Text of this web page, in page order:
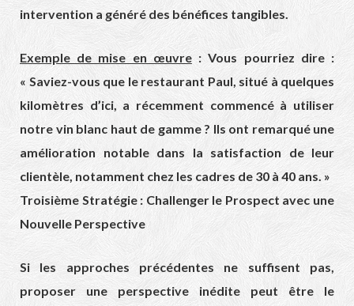
intervention a généré des bénéfices tangibles.
Exemple de mise en œuvre: Vous pourriez dire :
« Saviez-vous que le restaurant Paul, situé à quelques
kilomètres d’ici, a récemment commencé à utiliser
notre vin blanc haut de gamme ? Ils ont remarqué une
amélioration notable dans la satisfaction de leur
clientèle, notamment chez les cadres de 30 à 40 ans. »
Troisième Stratégie : Challenger le Prospect avec une
Nouvelle Perspective
Si les approches précédentes ne suffisent pas,
proposer une perspective inédite peut être le